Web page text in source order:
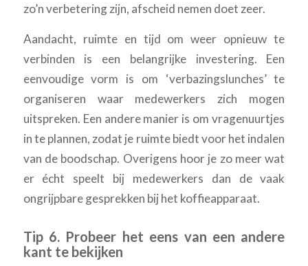
zo’n verbetering zijn, afscheid nemen doet zeer.
Aandacht, ruimte en tijd om weer opnieuw te
verbinden is een belangrijke investering. Een
eenvoudige vorm is om ‘verbazingslunches’ te
organiseren waar medewerkers zich mogen
uitspreken. Een andere manier is om vragenuurtjes
in te plannen, zodat je ruimte biedt voor het indalen
van de boodschap. Overigens hoor je zo meer wat
er écht speelt bij medewerkers dan de vaak
ongrijpbare gesprekken bij het koffieapparaat.
Tip 6. Probeer het eens van een andere
kant te bekijken